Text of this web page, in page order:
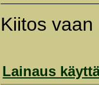
Kiitos
Lainaus